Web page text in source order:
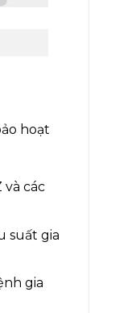
hoạt
và các
suất gia
gia